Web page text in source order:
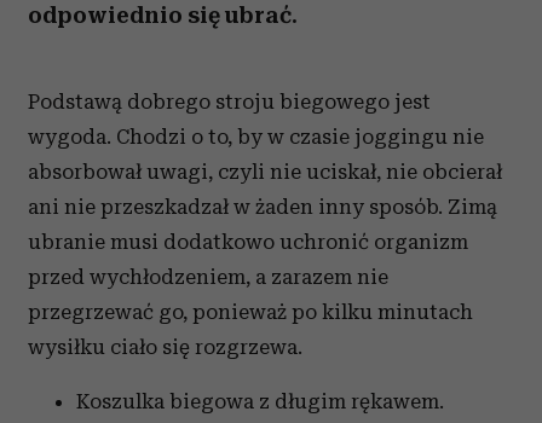
odpowiednio się ubrać.
Podstawą dobrego stroju biegowego jest
wygoda. Chodzi o to, by w czasie joggingu nie
absorbował uwagi, czyli nie uciskał, nie obcierał
ani nie przeszkadzał w żaden inny sposób. Zimą
ubranie musi dodatkowo uchronić organizm
przed wychłodzeniem, a zarazem nie
przegrzewać go, ponieważ po kilku minutach
wysiłku ciało się rozgrzewa.
Koszulka biegowa z długim rękawem.